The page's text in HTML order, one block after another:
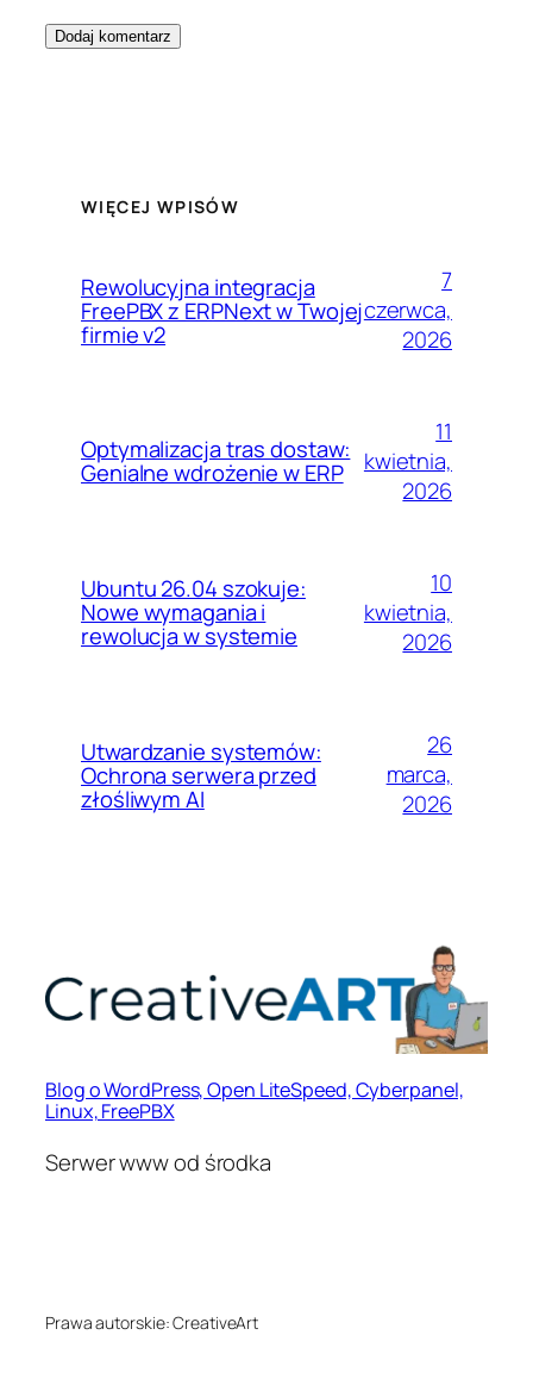
WIĘCEJ WPISÓW
Rewolucyjna integracja
FreePBX z ERPNext w Twojej
firmie v2
7
czerwca,
2026
Optymalizacja tras dostaw:
Genialne wdrożenie w ERP
11
kwietnia,
2026
Ubuntu 26.04 szokuje:
Nowe wymagania i
rewolucja w systemie
10
kwietnia,
2026
Utwardzanie systemów:
Ochrona serwera przed
złośliwym AI
26
marca,
2026
Blog o WordPress, Open LiteSpeed, Cyberpanel,
Linux, FreePBX
Serwer www od środka
Prawa autorskie: CreativeArt